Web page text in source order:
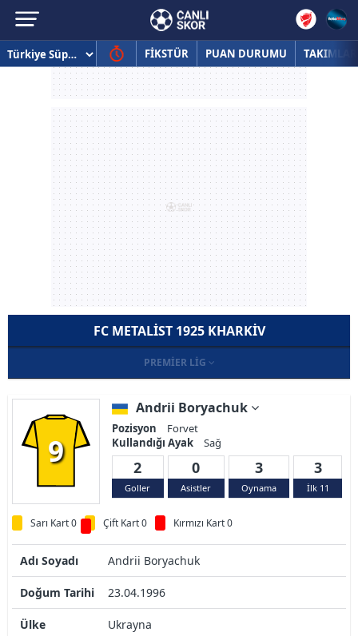
FİKSTÜR PUAN DURUMU TAKIMLAR
FC METALIST 1925 KHARKIV
PREMIER LIG
9
Andrii Boryachuk
Pozisyon
Forvet
Kullandığı Ayak
Sağ
2
Goller
0
Asistler
3
Oynama
3
İlk 11
Sarı Kart 0 Çift Kart 0 Kırmızı Kart 0
Adı Soyadı Andrii Boryachuk
Doğum Tarihi 23.04.1996
Ülke Ukrayna